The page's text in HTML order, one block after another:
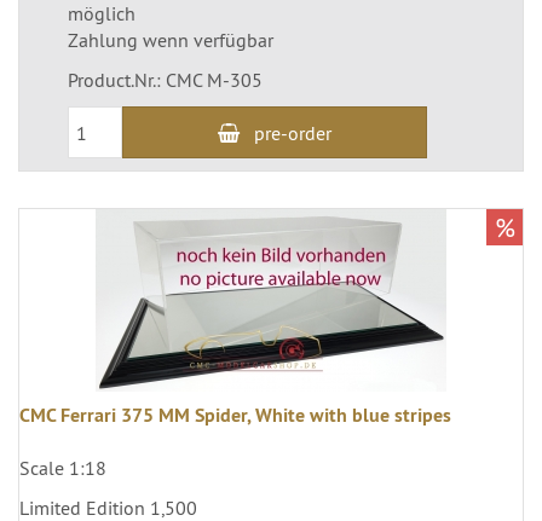
möglich
Zahlung wenn verfügbar
Product.Nr.: CMC M-305
pre-order
CMC Ferrari 375 MM Spider, White with blue stripes
Scale 1:18
Limited Edition 1,500
%